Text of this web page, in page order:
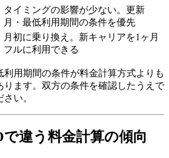
タイミングの影響が少ない。更新
月・最低利用期間の条件を優先
月初に乗り換え。新キャリアを1ヶ月
フルに利用できる
用期間の条件が料金計算方式よりも
ります。双方の条件を確認したうえで
い。
違う料金計算の傾向